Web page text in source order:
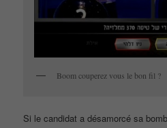
Boom couperez vous le bon fil ?
Si le candidat a désamorcé sa